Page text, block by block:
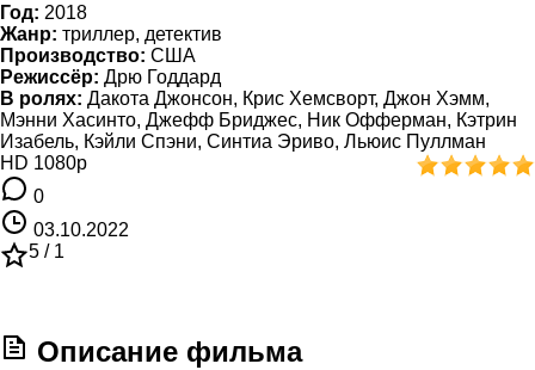
Год: 2018
Жанр: триллер, детектив
Производство: США
Режиссёр: Дрю Годдард
В ролях: Дакота Джонсон, Крис Хемсворт, Джон Хэмм,
Мэнни Хасинто, Джефф Бриджес, Ник Офферман, Кэтрин
Изабель, Кэйли Спэни, Синтиа Эриво, Льюис Пуллман
HD 1080p
0
03.10.2022
5 / 1
Описание фильма